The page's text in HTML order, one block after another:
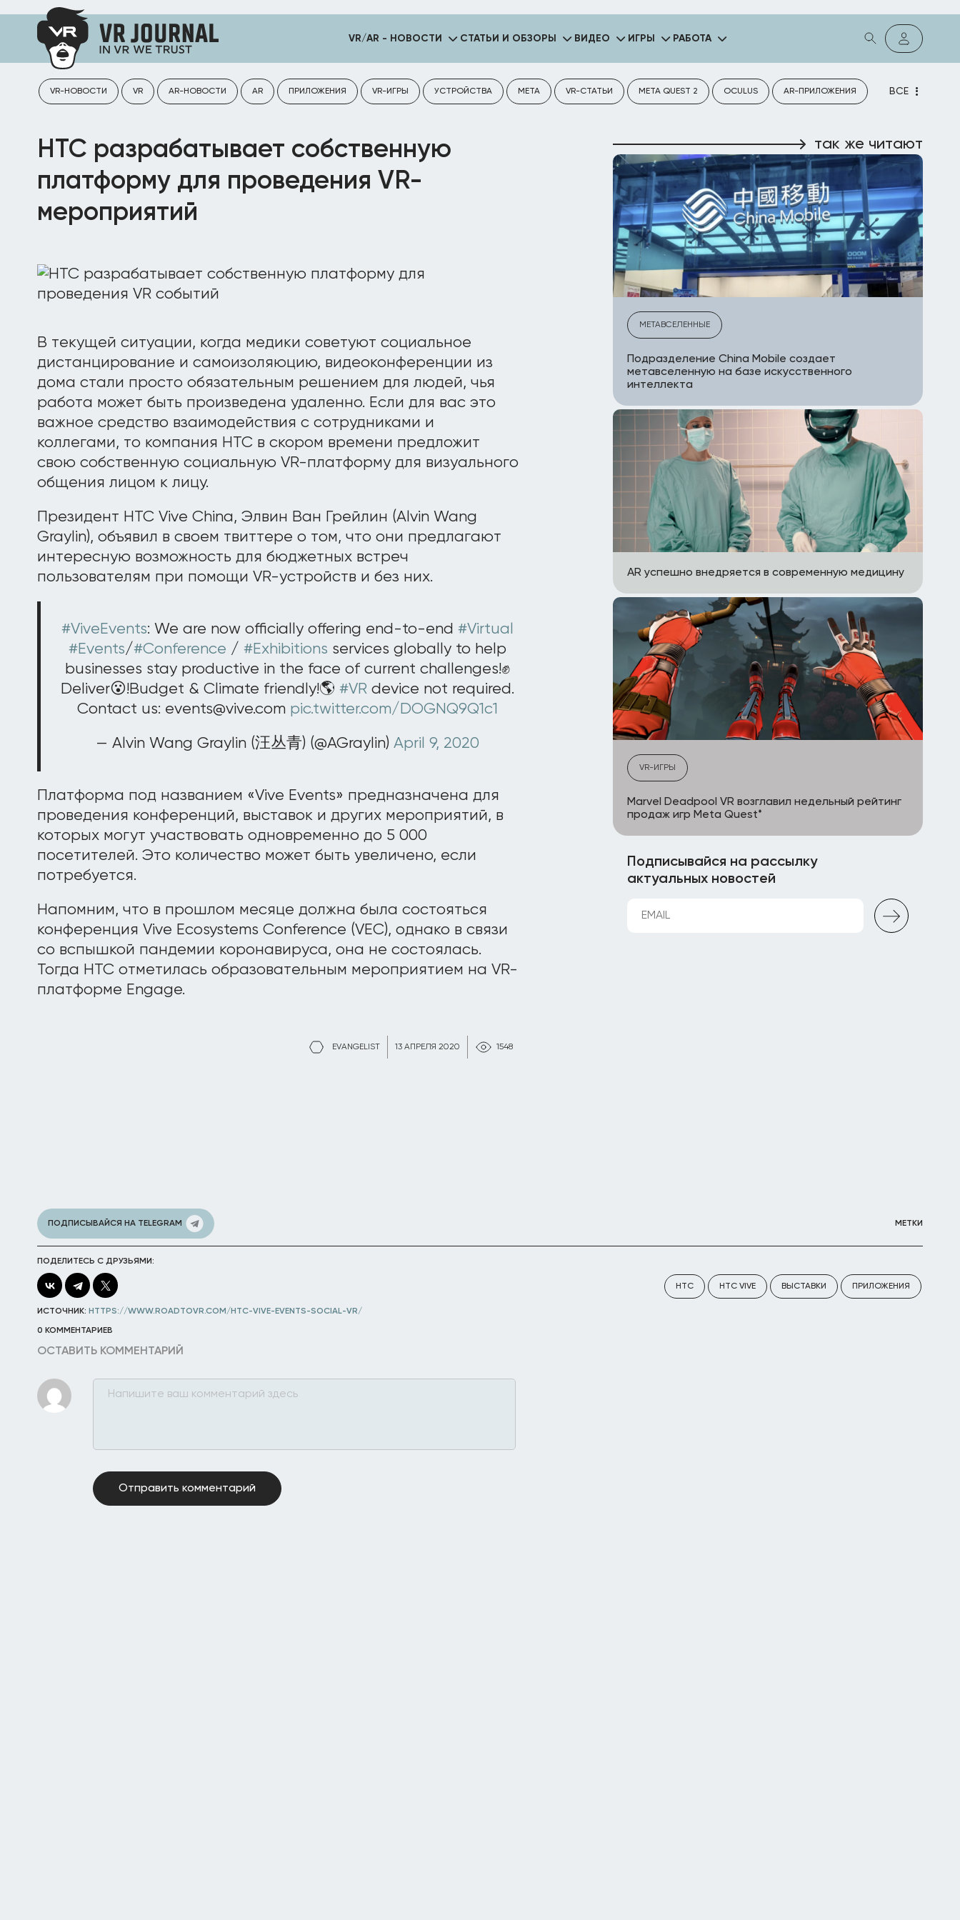
VR/AR - НОВОСТИ СТАТЬИ И ОБЗОРЫ ВИДЕО ИГРЫ РАБОТА
VR-НОВОСТИ VR AR-НОВОСТИ AR ПРИЛОЖЕНИЯ VR-ИГРЫ УСТРОЙСТВА META VR-СТАТЬИ META QUEST 2 OCULUS AR-ПРИЛОЖЕНИЯ ВСЕ
EVANGELIST 13 АПРЕЛЯ 2020 1548
HTC разрабатывает собственную
платформу для проведения VR-
мероприятий
В текущей ситуации, когда медики советуют социальное
дистанцирование и самоизоляюцию, видеоконференции из
дома стали просто обязательным решением для людей, чья
работа может быть произведена удаленно. Если для вас это
важное средство взаимодействия с сотрудниками и
коллегами, то компания HTC в скором времени предложит
свою собственную социальную VR-платформу для визуального
общения лицом к лицу.
Президент HTC Vive China, Элвин Ван Грейлин (Alvin Wang
Graylin), объявил в своем твиттере о том, что они предлагают
интересную возможность для бюджетных встреч
пользователям при помощи VR-устройств и без них.
#ViveEvents: We are now officially offering end-to-end #Virtual
#Events/#Conference / #Exhibitions services globally to help
businesses stay productive in the face of current challenges!✊
Deliver😮!Budget & Climate friendly!🌎 #VR device not required.
Contact us: events@vive.com pic.twitter.com/DOGNQ9Q1c1
— Alvin Wang Graylin (汪丛青) (@AGraylin) April 9, 2020
Платформа под названием «Vive Events» предназначена для
проведения конференций, выставок и других мероприятий, в
которых могут участвовать одновременно до 5 000
посетителей. Это количество может быть увеличено, если
потребуется.
Напомним, что в прошлом месяце должна была состояться
конференция Vive Ecosystems Conference (VEC), однако в связи
со вспышкой пандемии коронавируса, она не состоялась.
Тогда HTC отметилась образовательным мероприятием на VR-
платформе Engage.
так же читают
МЕТАВСЕЛЕННЫЕ
Подразделение China Mobile создает
метавселенную на базе искусственного
интеллекта
AR успешно внедряется в современную медицину
VR-ИГРЫ
Marvel Deadpool VR возглавил недельный рейтинг
продаж игр Meta Quest*
Подписывайся на рассылку
актуальных новостей
ПОДПИСЫВАЙСЯ НА TELEGRAM МЕТКИ
ПОДЕЛИТЕСЬ С ДРУЗЬЯМИ:
HTC HTC VIVE ВЫСТАВКИ ПРИЛОЖЕНИЯ
ИСТОЧНИК: HTTPS://WWW.ROADTOVR.COM/HTC-VIVE-EVENTS-SOCIAL-VR/
0 КОММЕНТАРИЕВ
ОСТАВИТЬ КОММЕНТАРИЙ